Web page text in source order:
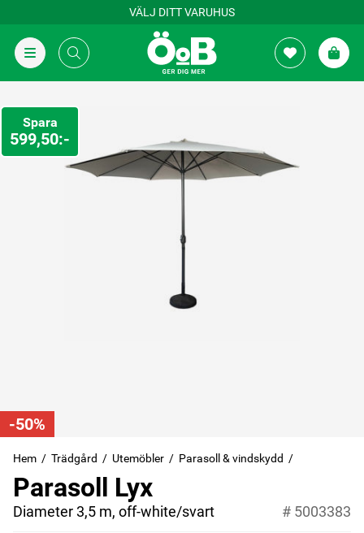
VÄLJ DITT VARUHUS
Spara
599,50:-
-50%
Hem Trädgård Utemöbler Parasoll & vindskydd
Parasoll Lyx
Diameter 3,5 m, off-white/svart # 5003383